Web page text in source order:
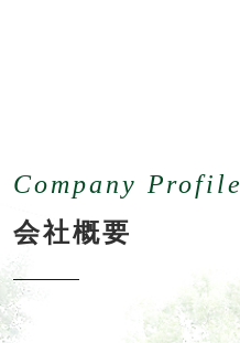
Company Profile
会社概要